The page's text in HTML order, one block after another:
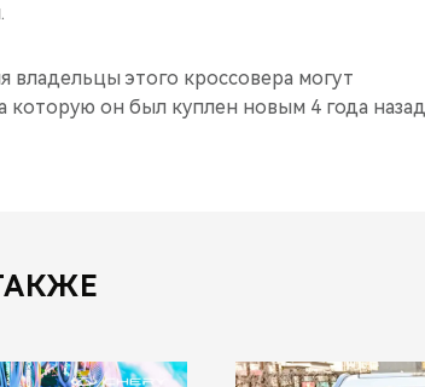
владельцы этого кроссовера могут
которую он был куплен новым 4 года назад